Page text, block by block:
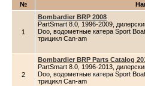
№
1
Bombardier BRP 2008
PartSmart 8.0, 1996-2009,
Doo, водометные катера Sport
трицикл Can-am
2
Bombardier BRP Parts Catalog
PartSmart 8.0, 1996-2013,
Doo, водометные катера Sport
трицикл Can-am